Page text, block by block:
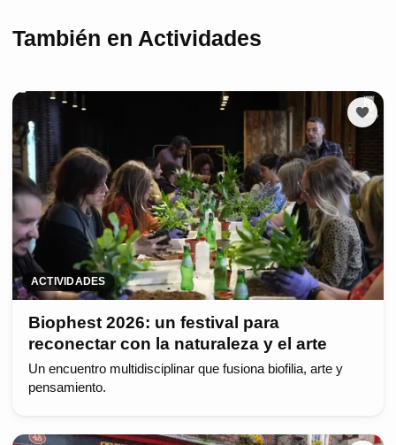
También en Actividades
ACTIVIDADES
Biophest 2026: un festival para
reconectar con la naturaleza y el arte
Un encuentro multidisciplinar que fusiona biofilia, arte y
pensamiento.